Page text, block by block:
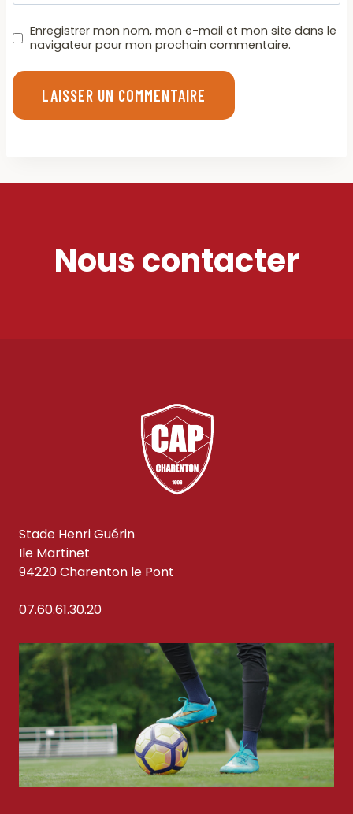
Enregistrer mon nom, mon e-mail et mon site dans le
navigateur pour mon prochain commentaire.
Nous contacter
Stade Henri Guérin
Ile Martinet
94220 Charenton le Pont
07.60.61.30.20